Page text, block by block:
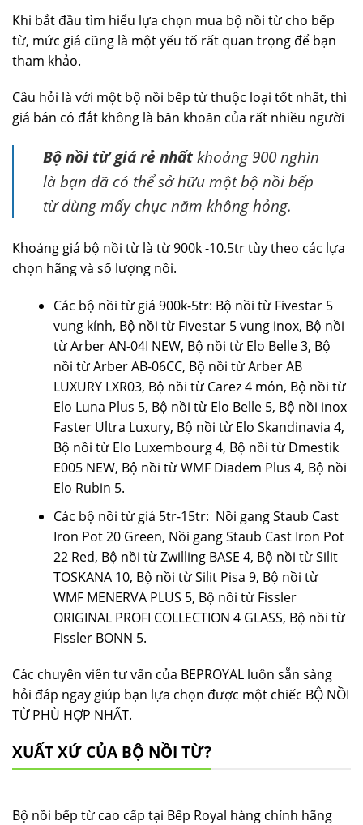
Khi bắt đầu tìm hiểu lựa chọn mua bộ nồi từ cho bếp
từ, mức giá cũng là một yếu tố rất quan trọng để bạn
tham khảo.
Câu hỏi là với một bộ nồi bếp từ thuộc loại tốt nhất, thì
giá bán có đắt không là băn khoăn của rất nhiều người
Bộ nồi từ giá rẻ nhấtkhoảng 900 nghìn
là bạn đã có thể sở hữu một bộ nồi bếp
từ dùng mấy chục năm không hỏng.
Khoảng giá bộ nồi từ là từ 900k -10.5tr tùy theo các lựa
chọn hãng và số lượng nồi.
Các bộ nồi từ giá 900k-5tr: Bộ nồi từ Fivestar 5
vung kính, Bộ nồi từ Fivestar 5 vung inox, Bộ nồi
từ Arber AN-04I NEW, Bộ nồi từ Elo Belle 3, Bộ
nồi từ Arber AB-06CC, Bộ nồi từ Arber AB
LUXURY LXR03, Bộ nồi từ Carez 4 món, Bộ nồi từ
Elo Luna Plus 5, Bộ nồi từ Elo Belle 5, Bộ nồi inox
Faster Ultra Luxury, Bộ nồi từ Elo Skandinavia 4,
Bộ nồi từ Elo Luxembourg 4, Bộ nồi từ Dmestik
E005 NEW, Bộ nồi từ WMF Diadem Plus 4, Bộ nồi
Elo Rubin 5.
Các bộ nồi từ giá 5tr-15tr: Nồi gang Staub Cast
Iron Pot 20 Green, Nồi gang Staub Cast Iron Pot
22 Red, Bộ nồi từ Zwilling BASE 4, Bộ nồi từ Silit
TOSKANA 10, Bộ nồi từ Silit Pisa 9, Bộ nồi từ
WMF MENERVA PLUS 5, Bộ nồi từ Fissler
ORIGINAL PROFI COLLECTION 4 GLASS, Bộ nồi từ
Fissler BONN 5.
Các chuyên viên tư vấn của BEPROYAL luôn sẵn sàng
hỏi đáp ngay giúp bạn lựa chọn được một chiếc BỘ NỒI
TỪ PHÙ HỢP NHẤT.
XUẤT XỨ CỦA BỘ NỒI TỪ?
Bộ nồi bếp từ cao cấp tại Bếp Royal hàng chính hãng